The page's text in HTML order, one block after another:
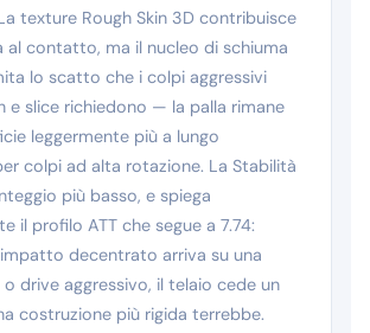
texture Rough Skin 3D contribuisce
al contatto, ma il nucleo di schiuma
lo scatto che i colpi aggressivi
e slice richiedono — la palla rimane
leggermente più a lungo
colpi ad alta rotazione. La Stabilità
più basso, e spiega
il profilo ATT che segue a 7.74:
decentrato arriva su una
drive aggressivo, il telaio cede un
costruzione più rigida terrebbe.